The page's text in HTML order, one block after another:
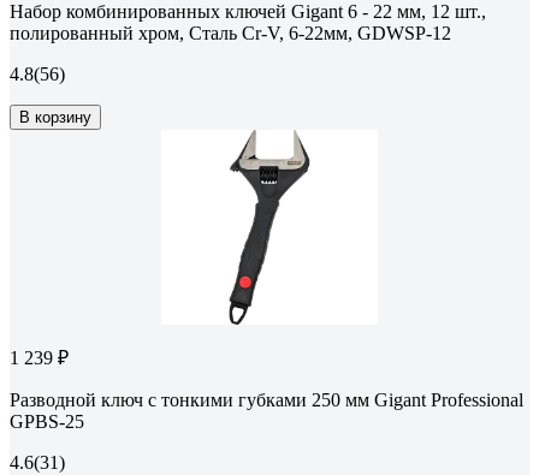
Набор комбинированных ключей Gigant 6 - 22 мм, 12 шт.,
полированный хром, Сталь Cr-V, 6-22мм, GDWSP-12
4.8(56)
В корзину
1 239 ₽
Разводной ключ с тонкими губками 250 мм Gigant Professional
GPBS-25
4.6(31)